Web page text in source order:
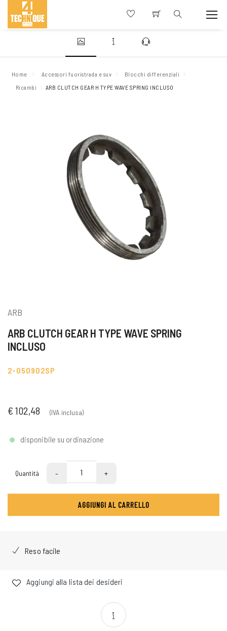
Home Accessori fuoristrada e suv
Blocchi differenziali
Ricambi
ARB CLUTCH GEAR H TYPE WAVE SPRING INCLUSO
ARB
ARB CLUTCH GEAR H TYPE WAVE SPRING
INCLUSO
2-050902SP
€ 102,48 (IVA inclusa)
disponibile su ordinazione
Quantità - +
AGGIUNGI AL CARRELLO
Reso facile
Aggiungi alla lista dei desideri